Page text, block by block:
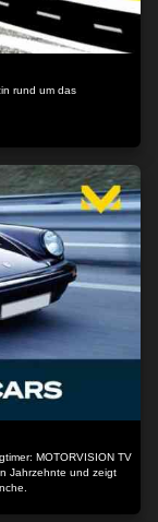
rund um das
MOTORVISION TV
Jahrzehnte und zeigt